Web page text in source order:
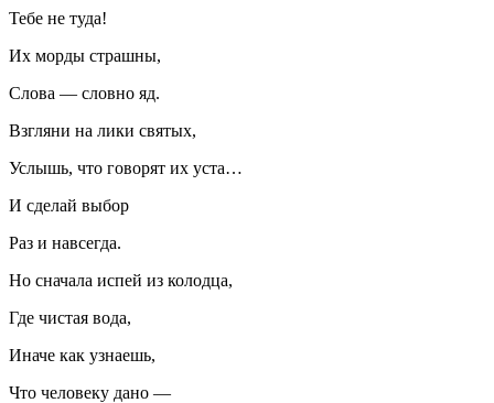
Тебе не туда!
Их морды страшны,
Слова — словно яд.
Взгляни на лики святых,
Услышь, что говорят их уста…
И сделай выбор
Раз и навсегда.
Но сначала испей из колодца,
Где чистая вода,
Иначе как узнаешь,
Что человеку дано —